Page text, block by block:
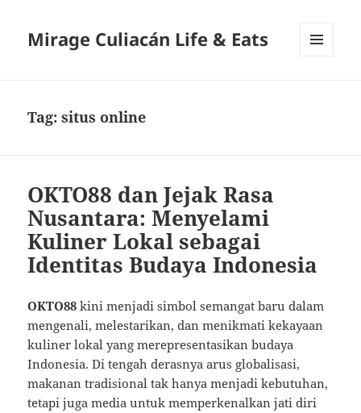
Mirage Culiacán Life & Eats
Tag:situs online
OKTO88 dan Jejak Rasa
Nusantara: Menyelami
Kuliner Lokal sebagai
Identitas Budaya Indonesia
OKTO88 kini menjadi simbol semangat baru dalam
mengenali, melestarikan, dan menikmati kekayaan
kuliner lokal yang merepresentasikan budaya
Indonesia. Di tengah derasnya arus globalisasi,
makanan tradisional tak hanya menjadi kebutuhan,
tetapi juga media untuk memperkenalkan jati diri